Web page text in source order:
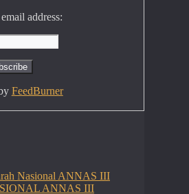
address:
FeedBurner
Nasional ANNAS III
ANNAS III